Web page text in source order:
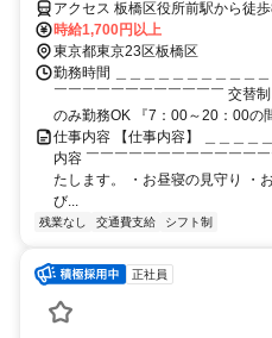
アクセス 板橋区役所前駅から徒
時給1,700円以上
東京都東京23区板橋区
勤務時間 ＿＿＿＿＿＿＿＿＿＿
￣￣￣￣￣￣￣￣￣￣￣￣ 交替
のみ勤務OK 『7：00～20：00の
仕事内容 【仕事内容】 ＿＿＿＿
内容 ￣￣￣￣￣￣￣￣￣￣￣￣
たします。 ・お昼寝の見守り ・
び...
残業なし 交通費支給 シフト制
正社員